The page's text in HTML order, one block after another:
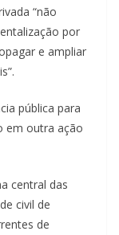
“não
por
e ampliar
pública para
em outra ação
central das
civil de
de